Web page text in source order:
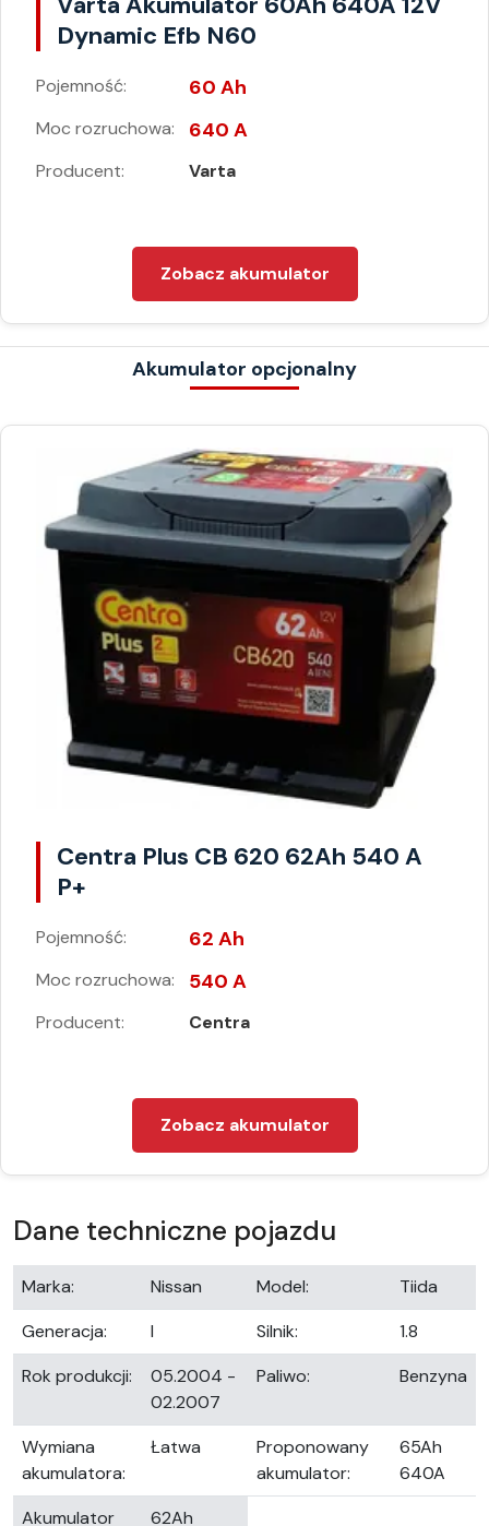
Dynamic Efb N60
Pojemność: 60 Ah
Moc rozruchowa: 640 A
Producent: Varta
Zobacz akumulator
Akumulator opcjonalny
Centra Plus CB 620 62Ah 540 A
P+
Pojemność: 62 Ah
Moc rozruchowa: 540 A
Producent: Centra
Zobacz akumulator
Dane techniczne pojazdu
Marka: Nissan Model:
Tiida
Generacja:
I Silnik:
1.8
Rok produkcji:
05.2004 -
02.2007
Paliwo: Benzyna
Wymiana
akumulatora:
Łatwa
Proponowany
akumulator:
65Ah
640A
Akumulator
62Ah